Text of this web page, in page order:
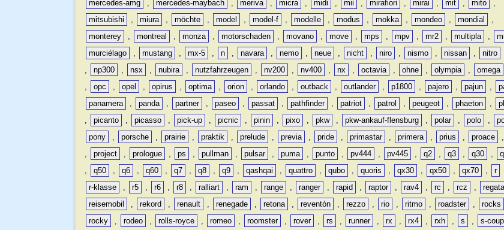
mercedes-amg
, mercedes-maybach , meriva , micra , midi , mii , mirafiori , mirai , mit , mito
,
mitsubishi
, miura , möchte , model , model-f , modelle , modus , mokka , mondeo , mondial
,
monterey
, montreal , monza , motorschaden , movano , move , mps , mpv , mr2 , multipla ,
murciélago
, mustang , mx-5 , n , navara , nemo , neue , nicht , niro , nismo , nissan , nitro
,
np300 , nsx , nubira , nutzfahrzeugen , nv200 , nv400 , nx , octavia , ohne , olympia , omega
,
opc , opel , opirus , optima , orion , orlando , outback , outlander , p1800 , pajero , pajun ,
panamera
, panda , partner , paseo , passat , pathfinder , patriot , patrol , peugeot , phaeton ,
,
picanto , picasso , pick-up , picnic , pinin , pixo , pkw , pkw-ankauf-flensburg , polar , polo ,
pony
, porsche , prairie , praktik , prelude , previa , pride , primastar , primera , prius , proace ,
,
project , prologue , ps , pullman , pulsar , puma , punto , pv444 , pv445 , q2 , q3 , q30 ,
,
q50 , q6 , q60 , q7 , q8 , q9 , qashqai , quattro , qubo , quoris , qx30 , qx50 , qx70 , r
r-klasse
, r5 , r6 , r8 , ralliart , ram , range , ranger , rapid , raptor , rav4 , rc , rcz ,
reisemobil
, rekord , renault , renegade , retona , reventón , rezzo , rio , ritmo , roadster , rocks
rocky
, rodeo , rolls-royce , romeo , roomster , rover , rs , runner , rx , rx4 , rxh , s , s-